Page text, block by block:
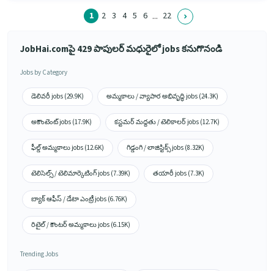
1 2 3 4 5 6 ... 22
JobHai.comపై 429 పాపులర్ మధురైలో jobs కనుగొనండి
Jobs by Category
డెలివరీ jobs (29.9K) అమ్మకాలు / వ్యాపార అభివృద్ధి jobs (24.3K)
అకౌంటెంట్ jobs (17.9K) కస్టమర్ మద్దతు / టెలికాలర్ jobs (12.7K)
ఫీల్డ్ అమ్మకాలు jobs (12.6K) గిడ్డంగి / లాజిస్టిక్స్ jobs (8.32K)
టెలిసెల్స్ / టెలిమార్కెటింగ్ jobs (7.39K) తయారీ jobs (7.3K)
బ్యాక్ ఆఫీస్ / డేటా ఎంట్రీ jobs (6.76K)
రిటైల్ / కౌంటర్ అమ్మకాలు jobs (6.15K)
Trending Jobs